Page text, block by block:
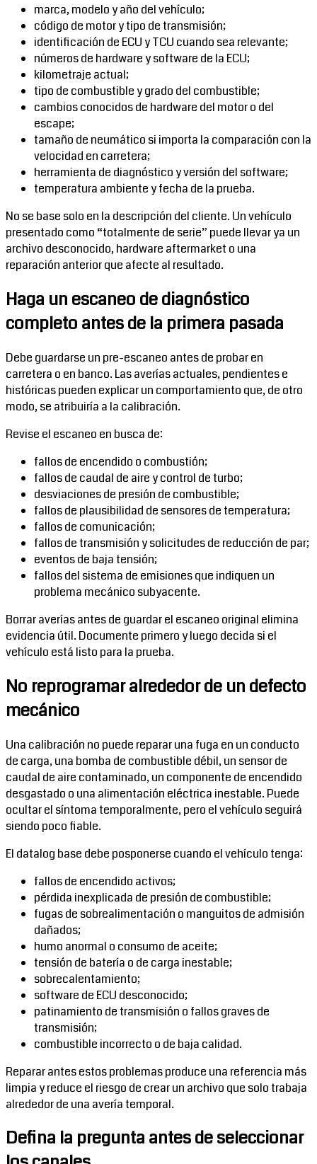
marca, modelo y año del vehículo;
código de motor y tipo de transmisión;
identificación de ECU y TCU cuando sea relevante;
números de hardware y software de la ECU;
kilometraje actual;
tipo de combustible y grado del combustible;
cambios conocidos de hardware del motor o del
escape;
tamaño de neumático si importa la comparación con la
velocidad en carretera;
herramienta de diagnóstico y versión del software;
temperatura ambiente y fecha de la prueba.
No se base solo en la descripción del cliente. Un vehículo
presentado como “totalmente de serie” puede llevar ya un
archivo desconocido, hardware aftermarket o una
reparación anterior que afecte al resultado.
Haga un escaneo de diagnóstico
completo antes de la primera pasada
Debe guardarse un pre-escaneo antes de probar en
carretera o en banco. Las averías actuales, pendientes e
históricas pueden explicar un comportamiento que, de otro
modo, se atribuiría a la calibración.
Revise el escaneo en busca de:
fallos de encendido o combustión;
fallos de caudal de aire y control de turbo;
desviaciones de presión de combustible;
fallos de plausibilidad de sensores de temperatura;
fallos de comunicación;
fallos de transmisión y solicitudes de reducción de par;
eventos de baja tensión;
fallos del sistema de emisiones que indiquen un
problema mecánico subyacente.
Borrar averías antes de guardar el escaneo original elimina
evidencia útil. Documente primero y luego decida si el
vehículo está listo para la prueba.
No reprogramar alrededor de un defecto
mecánico
Una calibración no puede reparar una fuga en un conducto
de carga, una bomba de combustible débil, un sensor de
caudal de aire contaminado, un componente de encendido
desgastado o una alimentación eléctrica inestable. Puede
ocultar el síntoma temporalmente, pero el vehículo seguirá
siendo poco fiable.
El datalog base debe posponerse cuando el vehículo tenga:
fallos de encendido activos;
pérdida inexplicada de presión de combustible;
fugas de sobrealimentación o manguitos de admisión
dañados;
humo anormal o consumo de aceite;
tensión de batería o de carga inestable;
sobrecalentamiento;
software de ECU desconocido;
patinamiento de transmisión o fallos graves de
transmisión;
combustible incorrecto o de baja calidad.
Reparar antes estos problemas produce una referencia más
limpia y reduce el riesgo de crear un archivo que solo trabaja
alrededor de una avería temporal.
Defina la pregunta antes de seleccionar